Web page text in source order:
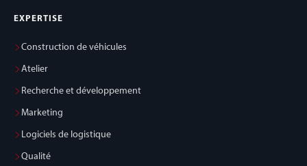
EXPERTISE
Construction de véhicules
Atelier
Recherche et développement
Marketing
Logiciels de logistique
Qualité